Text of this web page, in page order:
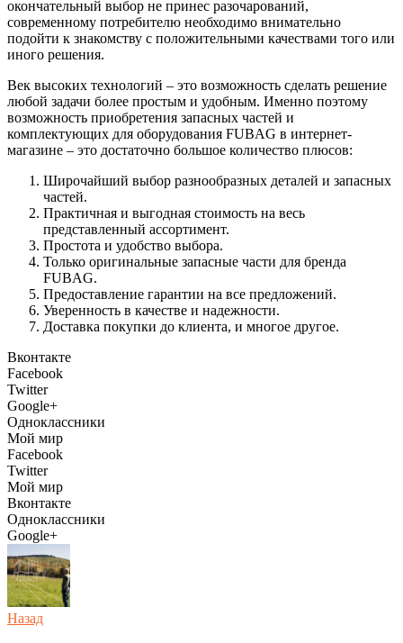
окончательный выбор не принес разочарований,
современному потребителю необходимо внимательно
подойти к знакомству с положительными качествами того или
иного решения.
Век высоких технологий – это возможность сделать решение
любой задачи более простым и удобным. Именно поэтому
возможность приобретения запасных частей и
комплектующих для оборудования FUBAG в интернет-
магазине – это достаточно большое количество плюсов:
Широчайший выбор разнообразных деталей и запасных
частей.
Практичная и выгодная стоимость на весь
представленный ассортимент.
Простота и удобство выбора.
Только оригинальные запасные части для бренда
FUBAG.
Предоставление гарантии на все предложений.
Уверенность в качестве и надежности.
Доставка покупки до клиента, и многое другое.
Вконтакте
Facebook
Twitter
Google+
Одноклассники
Мой мир
Facebook
Twitter
Мой мир
Вконтакте
Одноклассники
Google+
Назад